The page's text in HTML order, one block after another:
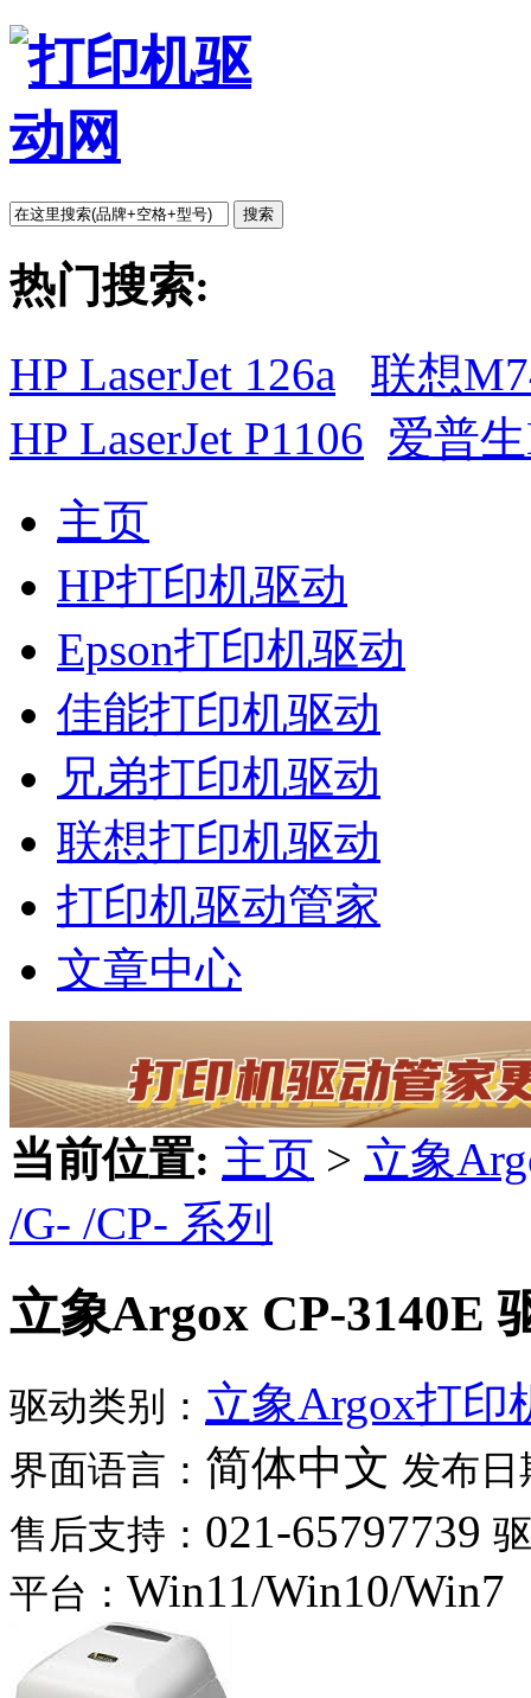
搜索
热门搜索:
HP LaserJet 126a
联想
HP LaserJet P1106 爱普
主页
HP打印机驱动
Epson打印机驱动
佳能打印机驱动
兄弟打印机驱动
联想打印机驱动
打印机驱动管家
文章中心
当前位置: 主页 > 立象
/G- /CP- 系列
立象Argox CP-3140E
驱动类别： 立象Argox打印
界面语言： 简体中文 发布日
售后支持： 021-65797739
平台： Win11/Win10/Win7